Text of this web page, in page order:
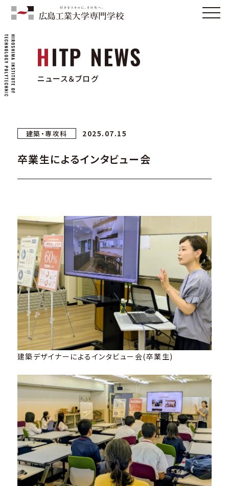
ニュース＆ブログ
建築・専攻科 2025.07.15
卒業生によるインタビュー会
建築デザイナーによるインタビュー会(卒業生)